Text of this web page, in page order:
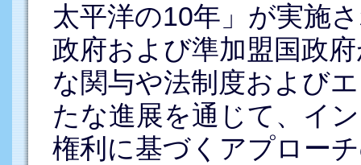
太平洋の10年」が実施
政府および準加盟国政
な関与や法制度および
たな進展を通じて、イ
権利に基づくアプロー